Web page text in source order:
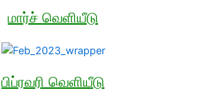
மார்ச் வெளியீடு
பிப்ரவரி வெளியீடு